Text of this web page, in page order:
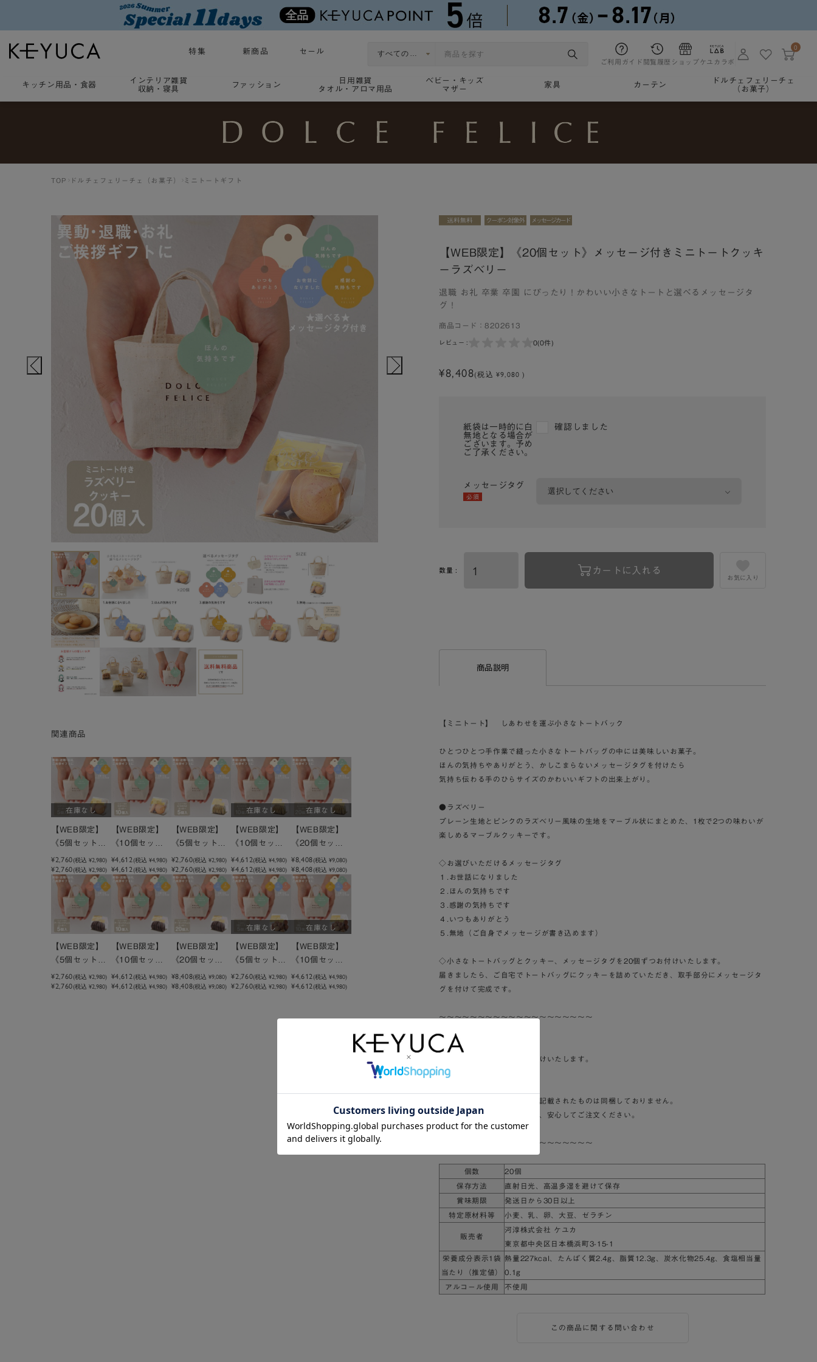
特集 新商品 セール
ご利用ガイド 閲覧履歴 ショップケユカラボ
0
キッチン用品 ・ 食器
インテリア雑貨
収納・寝具
ファッション
日用雑貨
タオル・アロマ用品
ベビー・キッズ
マザー
家具 カーテン
ドルチェフェリーチェ
（お菓子）
TOP ドルチェフェリーチェ（お菓子） ミニトートギフト
【WEB限定】《20個セット》メッセージ付きミニトートクッキ
ーラズベリー
退職 お礼 卒業 卒園 にぴったり！かわいい小さなトートと選べるメッセージタ
グ！
商品コード：8202613
レビュー : 0(0件)
¥8,408(税込 ¥9,080 )
紙袋は一時的に白
無地となる場合が
ございます。予め
ご了承ください。
確認しました
メッセージタグ
必須
数量 : カートに入れる
お気に入り
商品説明
【ミニトート】 しあわせを運ぶ小さなトートバック
ひとつひとつ手作業で縫った小さなトートバッグの中には美味しいお菓子。
ほんの気持ちやありがとう、かしこまらないメッセージタグを付けたら
気持ち伝わる手のひらサイズのかわいいギフトの出来上がり。
●ラズベリー
プレーン生地とピンクのラズベリー風味の生地をマーブル状にまとめた、1枚で2つの味わいが
楽しめるマーブルクッキーです。
◇お選びいただけるメッセージタグ
１.お世話になりました
２.ほんの気持ちです
３.感謝の気持ちです
４.いつもありがとう
５.無地（ご自身でメッセージが書き込めます）
◇小さなトートバッグとクッキー、メッセージタグを20個ずつお付けいたします。
届きましたら、ご自宅でトートバッグにクッキーを詰めていただき、取手部分にメッセージタ
グを付けて完成です。
～～～～～～～～～～～～～～～～～～～～
▼袋について
おまとめ用の紙袋を１枚おつけいたします。
明細書や納品書など、金額の記載されたものは同梱しておりません。
ギフトとしてご利用の場合も、安心してご注文ください。
～～～～～～～～～～～～～～～～～～～～
個数 20個
保存方法 直射日光、高温多湿を避けて保存
賞味期限 発送日から30日以上
特定原材料等 小麦、乳、卵、大豆、ゼラチン
販売者
河淳株式会社 ケユカ
東京都中央区日本橋浜町3-15-1
栄養成分表示1袋
当たり（推定値）
熱量227kcal、たんぱく質2.4g、脂質12.3g、炭水化物25.4g、食塩相当量
0.1g
アルコール使用 不使用
この商品に関する問い合わせ
関連商品
在庫なし
【WEB限定】
《5個セット》
メッセージ付き
ミニトートクッ
キーラズベリー
¥2,760(税込 ¥2,980)
¥2,760(税込 ¥2,980)
【WEB限定】
《10個セッ
ト》メッセージ
付きミニトート
クッキーラズベ
リー
¥4,612(税込 ¥4,980)
¥4,612(税込 ¥4,980)
【WEB限定】
《5個セット》
メッセージ付き
ミニトートクッ
キーピスタチオ
¥2,760(税込¥2,980)
¥2,760(税込 ¥2,980)
在庫なし
【WEB限定】
《10個セッ
ト》メッセージ
付きミニトート
クッキーピスタ
チオ
¥4,612(税込¥4,980)
¥4,612(税込 ¥4,980)
在庫なし
【WEB限定】
《20個セッ
ト》メッセージ
付きミニトート
クッキーピスタ
チオ
¥8,408(税込 ¥9,080)
¥8,408(税込 ¥9,080)
【WEB限定】
《5個セット》
メッセージ付き
ミニトートクッ
¥2,760(税込 ¥2,980)
¥2,760(税込 ¥2,980)
【WEB限定】
《10個セッ
ト》メッセージ
付きミニトート
¥4,612(税込 ¥4,980)
¥4,612(税込 ¥4,980)
【WEB限定】
《20個セッ
ト》メッセージ
付きミニトート
¥8,408(税込¥9,080)
¥8,408(税込 ¥9,080)
在庫なし
【WEB限定】
《5個セット》
メッセージ付き
ミニトートマカ
¥2,760(税込¥2,980)
¥2,760(税込 ¥2,980)
在庫なし
【WEB限定】
《10個セッ
ト》メッセージ
付きミニトート
¥4,612(税込 ¥4,980)
¥4,612(税込 ¥4,980)